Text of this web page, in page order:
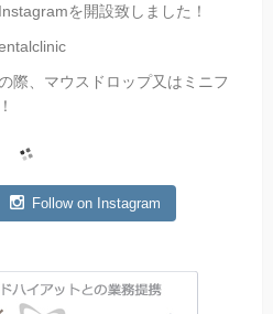
を開設致しました！
際、マウスドロップ又はミニフ
Follow on Instagram